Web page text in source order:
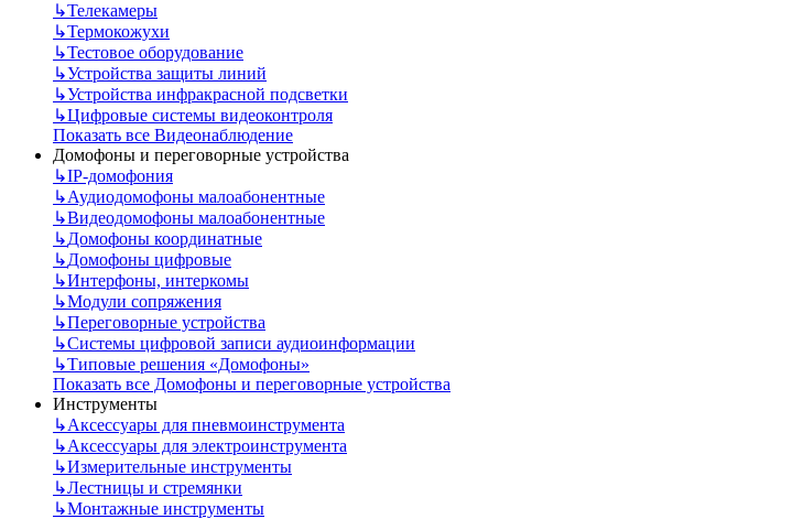
↳Телекамеры
↳Термокожухи
↳Тестовое оборудование
↳Устройства защиты линий
↳Устройства инфракрасной подсветки
↳Цифровые системы видеоконтроля
Показать все Видеонаблюдение
Домофоны и переговорные устройства
↳IP-домофония
↳Аудиодомофоны малоабонентные
↳Видеодомофоны малоабонентные
↳Домофоны координатные
↳Домофоны цифровые
↳Интерфоны, интеркомы
↳Модули сопряжения
↳Переговорные устройства
↳Системы цифровой записи аудиоинформации
↳Типовые решения «Домофоны»
Показать все Домофоны и переговорные устройства
Инструменты
↳Аксессуары для пневмоинструмента
↳Аксессуары для электроинструмента
↳Измерительные инструменты
↳Лестницы и стремянки
↳Монтажные инструменты